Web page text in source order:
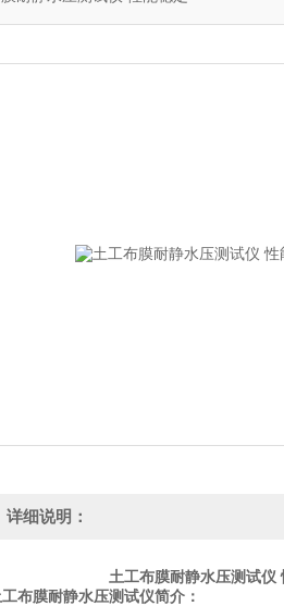
详细说明：
土工布膜耐静水压测试仪
布膜耐静水压测试仪简介：